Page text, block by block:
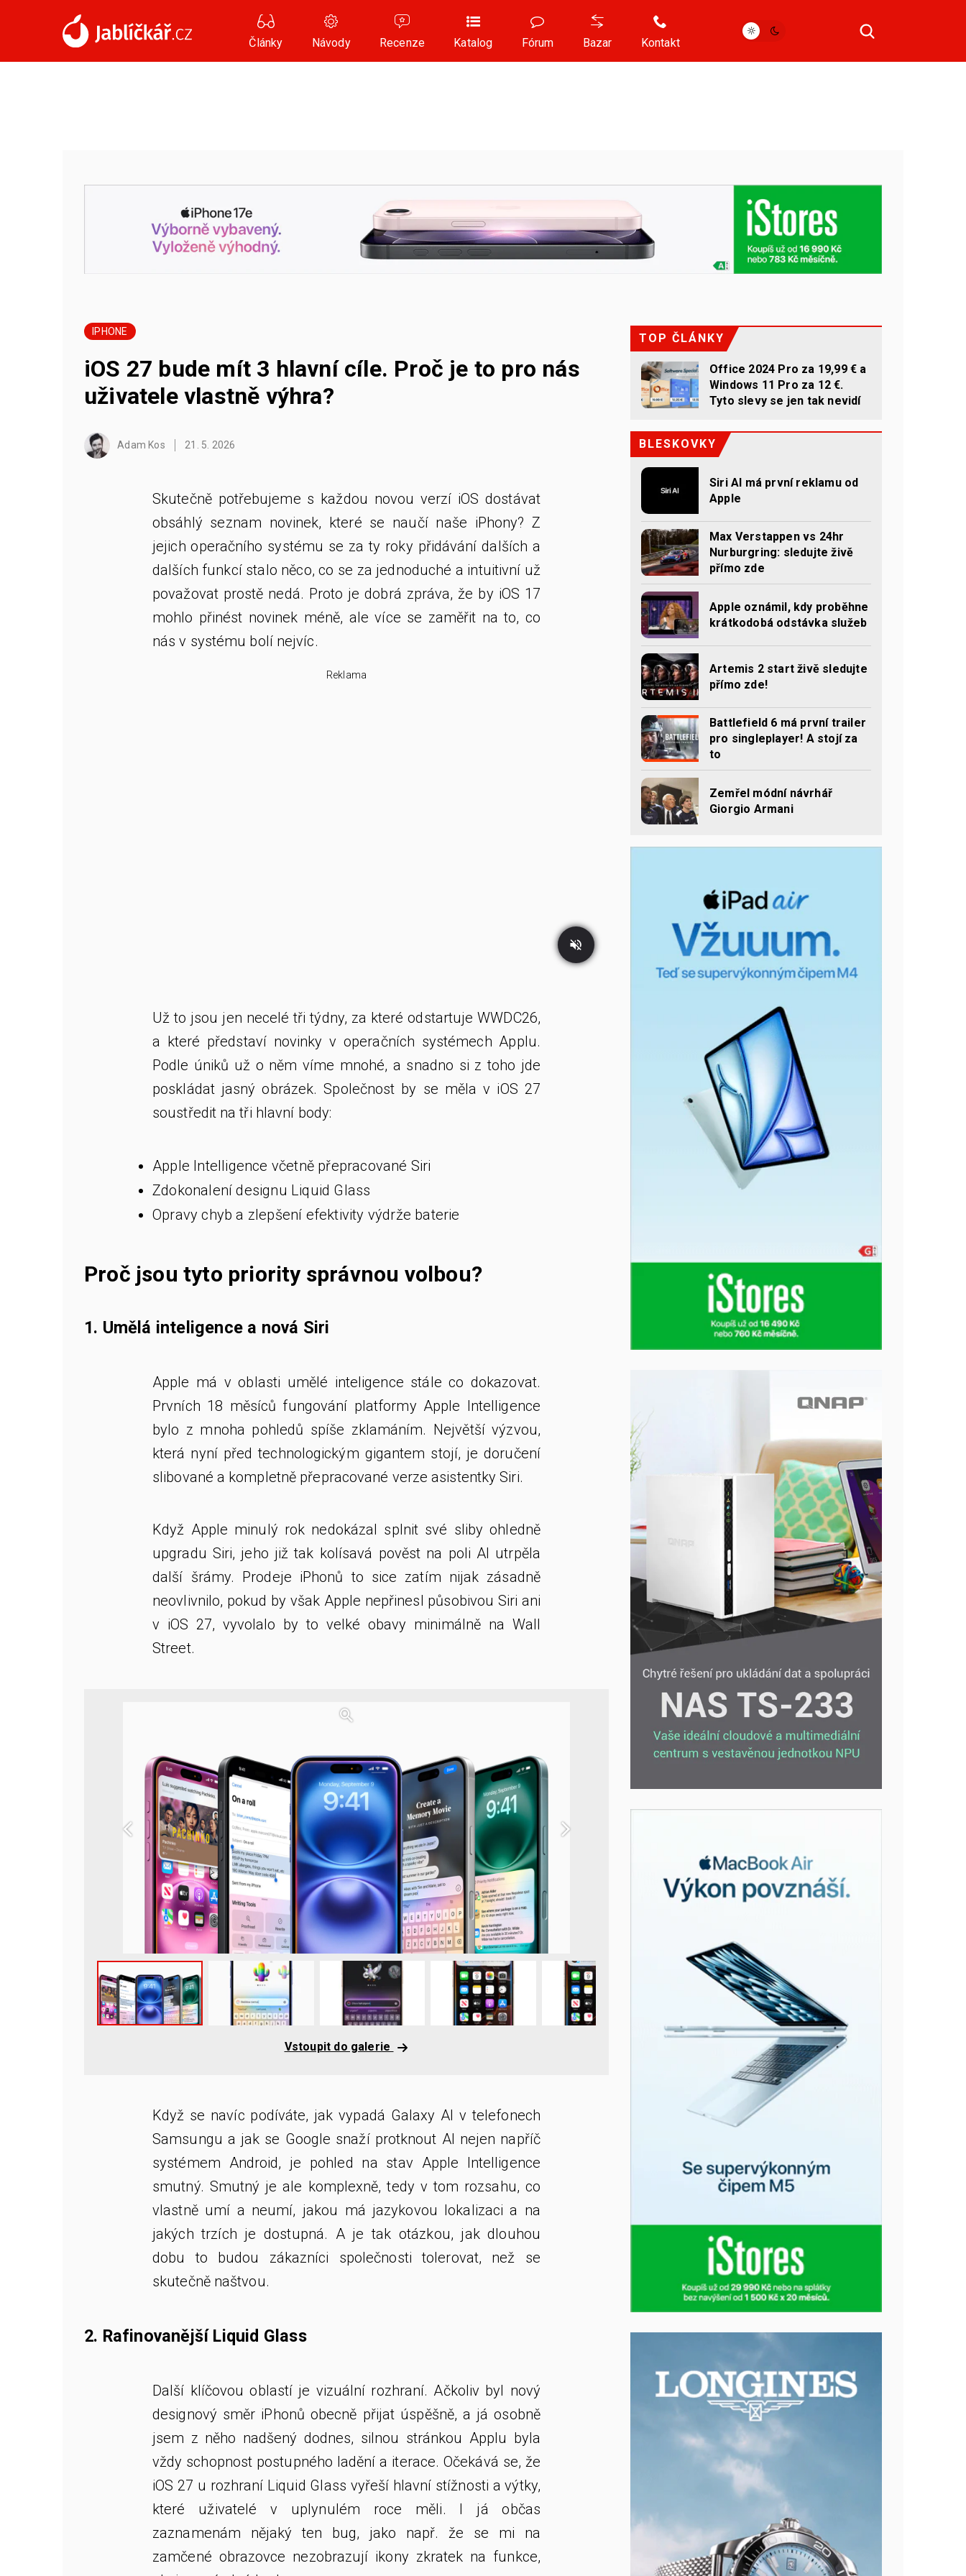
Články Návody Recenze Katalog Fórum Bazar Kontakt
IPHONE
iOS 27 bude mít 3 hlavní cíle. Proč je to pro nás
uživatele vlastně výhra?
Adam Kos 21. 5. 2026
Skutečně potřebujeme s každou novou verzí iOS dostávat
obsáhlý seznam novinek, které se naučí naše iPhony? Z
jejich operačního systému se za ty roky přidávání dalších a
dalších funkcí stalo něco, co se za jednoduché a intuitivní už
považovat prostě nedá. Proto je dobrá zpráva, že by iOS 17
mohlo přinést novinek méně, ale více se zaměřit na to, co
nás v systému bolí nejvíc.
Reklama
Už to jsou jen necelé tři týdny, za které odstartuje WWDC26,
a které představí novinky v operačních systémech Applu.
Podle úniků už o něm víme mnohé, a snadno si z toho jde
poskládat jasný obrázek. Společnost by se měla v iOS 27
soustředit na tři hlavní body:
Apple Intelligence včetně přepracované Siri
Zdokonalení designu Liquid Glass
Opravy chyb a zlepšení efektivity výdrže baterie
Proč jsou tyto priority správnou volbou?
1. Umělá inteligence a nová Siri
Apple má v oblasti umělé inteligence stále co dokazovat.
Prvních 18 měsíců fungování platformy Apple Intelligence
bylo z mnoha pohledů spíše zklamáním. Největší výzvou,
která nyní před technologickým gigantem stojí, je doručení
slibované a kompletně přepracované verze asistentky Siri.
Když Apple minulý rok nedokázal splnit své sliby ohledně
upgradu Siri, jeho již tak kolísavá pověst na poli AI utrpěla
další šrámy. Prodeje iPhonů to sice zatím nijak zásadně
neovlivnilo, pokud by však Apple nepřinesl působivou Siri ani
v iOS 27, vyvolalo by to velké obavy minimálně na Wall
Street.
Vstoupit do galerie
Když se navíc podíváte, jak vypadá Galaxy AI v telefonech
Samsungu a jak se Google snaží protknout AI nejen napříč
systémem Android, je pohled na stav Apple Intelligence
smutný. Smutný je ale komplexně, tedy v tom rozsahu, co
vlastně umí a neumí, jakou má jazykovou lokalizaci a na
jakých trzích je dostupná. A je tak otázkou, jak dlouhou
dobu to budou zákazníci společnosti tolerovat, než se
skutečně naštvou.
2. Rafinovanější Liquid Glass
Další klíčovou oblastí je vizuální rozhraní. Ačkoliv byl nový
designový směr iPhonů obecně přijat úspěšně, a já osobně
jsem z něho nadšený dodnes, silnou stránkou Applu byla
vždy schopnost postupného ladění a iterace. Očekává se, že
iOS 27 u rozhraní Liquid Glass vyřeší hlavní stížnosti a výtky,
které uživatelé v uplynulém roce měli. I já občas
zaznamenám nějaký ten bug, jako např. že se mi na
zamčené obrazovce nezobrazují ikony zkratek na funkce,
TOP ČLÁNKY
Office 2024 Pro za 19,99 € a
Windows 11 Pro za 12 €.
Tyto slevy se jen tak nevidí
BLESKOVKY
Siri AI má první reklamu od
Apple
Max Verstappen vs 24hr
Nurburgring: sledujte živě
přímo zde
Apple oznámil, kdy proběhne
krátkodobá odstávka služeb
Artemis 2 start živě sledujte
přímo zde!
Battlefield 6 má první trailer
pro singleplayer! A stojí za
to
Zemřel módní návrhář
Giorgio Armani